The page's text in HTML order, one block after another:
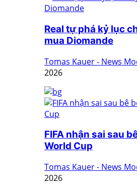
Real tự phá kỷ lục
mua Diomande
Tomas Kauer - News
2026
FIFA nhận sai sau
World Cup
Tomas Kauer - News
2026